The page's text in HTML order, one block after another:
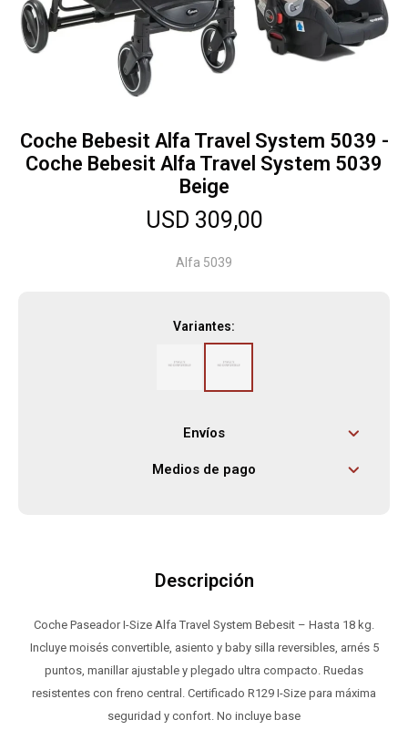
Coche Bebesit Alfa Travel System 5039 -
Coche Bebesit Alfa Travel System 5039
Beige
USD 309,00
Alfa 5039
Variantes:
Envíos
Medios de pago
Descripción
Coche Paseador I-Size Alfa Travel System Bebesit – Hasta 18 kg.
Incluye moisés convertible, asiento y baby silla reversibles, arnés 5
puntos, manillar ajustable y plegado ultra compacto. Ruedas
resistentes con freno central. Certificado R129 I-Size para máxima
seguridad y confort. No incluye base
Motos
Herramientas